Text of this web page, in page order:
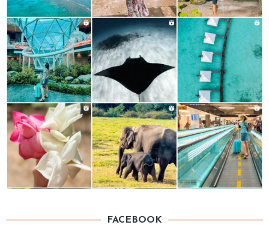
FACEBOOK